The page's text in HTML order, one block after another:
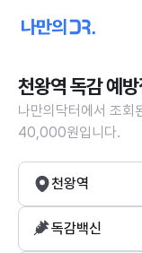
천왕역 독감 예
나만의닥터에서 조회
40,000원입니다.
천왕역
독감백신